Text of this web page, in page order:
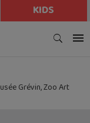
KIDS
Grévin, Zoo Art